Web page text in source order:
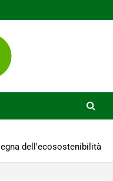
dell'ecosostenibilità